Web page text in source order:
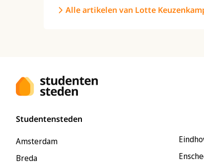
Alle artikelen van Lotte
Studentensteden
Amsterdam
Breda